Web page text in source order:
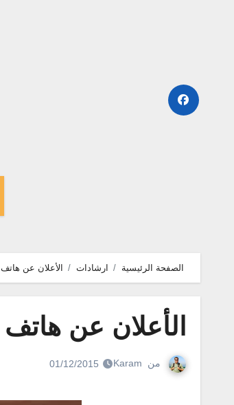
الصفحة الرئيسية ارشادات الأعلان عن هاتف Huawei Enjoy 5S يوم 3 ديسمبر
الأعلان عن هاتف Huawei Enjoy 5S يوم 3 ديسمبر
من Karam
01/12/2015